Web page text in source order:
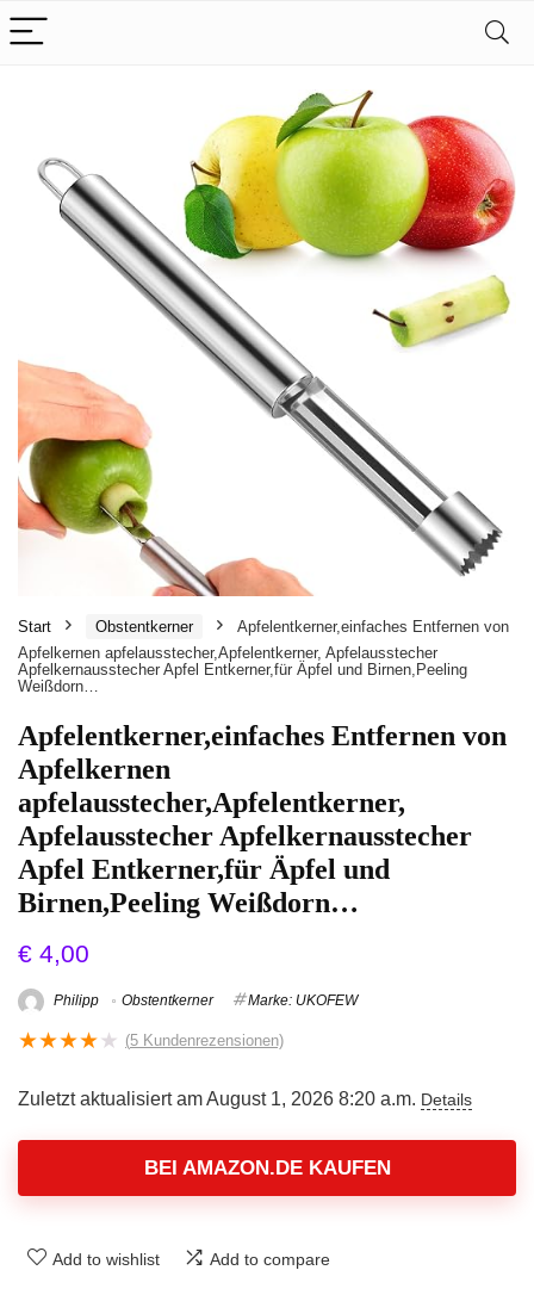
Start Obstentkerner
Apfelentkerner,einfaches Entfernen von
Apfelkernen apfelausstecher,Apfelentkerner, Apfelausstecher
Apfelkernausstecher Apfel Entkerner,für Äpfel und Birnen,Peeling
Weißdorn…
Apfelentkerner,einfaches Entfernen von
Apfelkernen
apfelausstecher,Apfelentkerner,
Apfelausstecher Apfelkernausstecher
Apfel Entkerner,für Äpfel und
Birnen,Peeling Weißdorn…
€ 4,00
Philipp Obstentkerner Marke: UKOFEW
★★★★★ (5 Kundenrezensionen)
Zuletzt aktualisiert am August 1, 2026 8:20 a.m. Details
BEI AMAZON.DE KAUFEN
Add to wishlist Add to compare